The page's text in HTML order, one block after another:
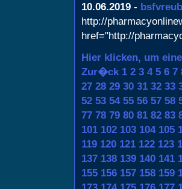
10.06.2019 -
http://
href="http://
Hier klicken, um
Zur�ck 1 2 3 4 5 6 7
27 28 29 30 31 32 33
52 53 54 55 56 57 58
77 78 79 80 81 82 83
101 102 103 104 105
119 120 121 122 123
137 138 139 140 141
155 156 157 158 159